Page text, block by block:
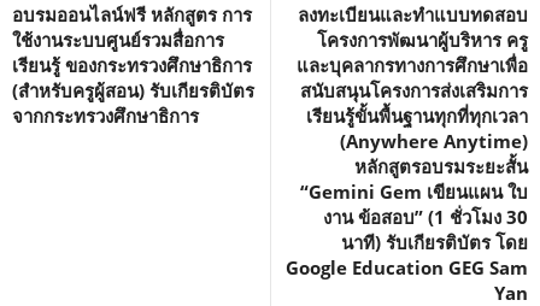
อบรมออนไลน์ฟรี หลักสูตร การ
ใช้งานระบบศูนย์รวมสื่อการ
เรียนรู้ ของกระทรวงศึกษาธิการ
(สำหรับครูผู้สอน) รับเกียรติบัตร
จากกระทรวงศึกษาธิการ
ลงทะเบียนและทำแบบทดสอบ
โครงการพัฒนาผู้บริหาร ครู
และบุคลากรทางการศึกษาเพื่อ
สนับสนุนโครงการส่งเสริมการ
เรียนรู้ขั้นพื้นฐานทุกที่ทุกเวลา
(Anywhere Anytime)
หลักสูตรอบรมระยะสั้น
“Gemini Gem เขียนแผน ใบ
งาน ข้อสอบ” (1 ชั่วโมง 30
นาที) รับเกียรติบัตร โดย
Google Education GEG Sam
Yan